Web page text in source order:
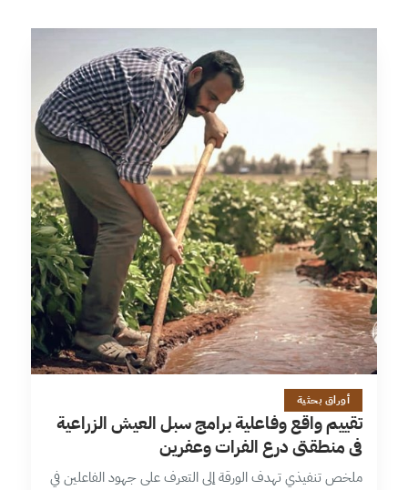
26 دقائق
أوراق بحثية
تقييم واقع وفاعلية برامج سبل العيش الزراعية
في منطقتي درع الفرات وعفرين
ملخص تنفيذي تهدف الورقة إلى التعرف على جهود الفاعلين في